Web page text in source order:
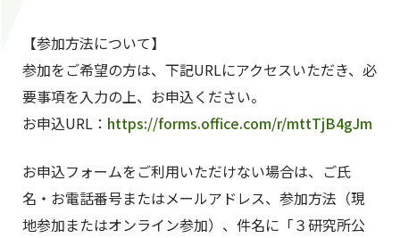
【参加方法について】
参加をご希望の方は、下記URLにアクセスいただき、必
要事項を入力の上、お申込ください。
お申込URL： https://forms.office.com/r/mttTjB4gJm
お申込フォームをご利用いただけない場合は、ご氏
名・お電話番号またはメールアドレス、参加方法（現
地参加またはオンライン参加）、件名に「３研究所公